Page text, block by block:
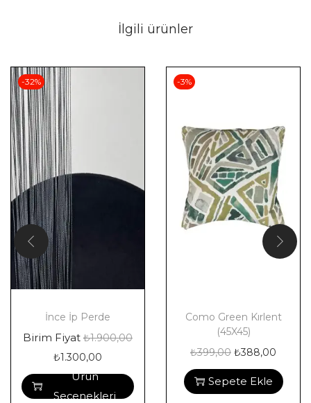
İlgili ürünler
-32%
İnce İp Perde
Birim Fiyat ₺1.900,00
₺1.300,00
Ürün
Seçenekleri
-3%
Como Green Kırlent
(45X45)
₺399,00 ₺388,00
Sepete Ekle